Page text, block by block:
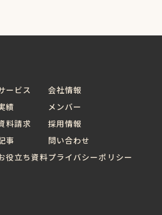
ービス
績
料請求
事
役立ち資料
会社情報
メンバー
採用情報
問い合わせ
プライバシーポリシー